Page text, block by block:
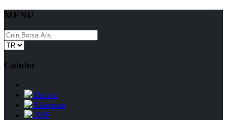
MENU
Coinler
Bitcoin
Ethereum
XRP